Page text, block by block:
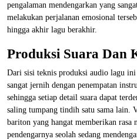
pengalaman mendengarkan yang
melakukan perjalanan emosional
hingga akhir lagu berakhir.
Produksi Suara Dan
Dari sisi teknis produksi audio lagu ini
sangat jernih dengan penempatan
sehingga setiap detail suara dapat
saling tumpang tindih satu sama lain.
bariton yang hangat memberikan rasa
pendengarnya seolah sedang